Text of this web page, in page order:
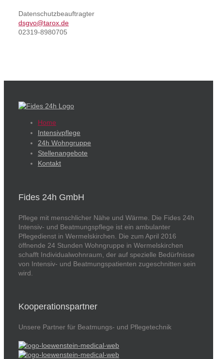
Datenschutzbeauftragter
dsgvo@tarox.de
02319-8980705
Home
Intensivpflege
24h Wohngruppe
Stellenangebote
Kontakt
Fides 24h GmbH
Pflege mit menschlicher Nähe und Wärme. Die Fides 24h
Intensiv- und Beatmungspflege ist ein ambulanter
Pflegedienst in Wermelskirchen. Die zum April 2016
öffnende 24 Stunden Wohngruppe in Wermelskirchen
schafft Individualwohnraum, der auf spezielle Bedürfnisse
von Intensiv- und Beatmungspatienten zugeschnitten sein
wird.
Kooperationspartner
Unsere Partner für Beatmungs- und Pflegetechnik